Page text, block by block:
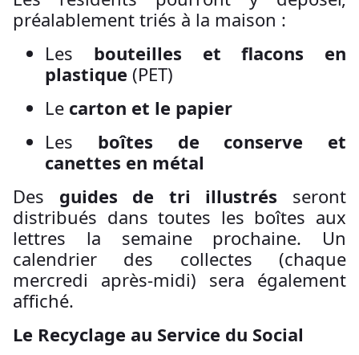
préalablement triés à la maison :
Les bouteilles et flacons en
plastique (PET)
Le carton et le papier
Les boîtes de conserve et
canettes en métal
Des guides de tri illustrés seront
distribués dans toutes les boîtes aux
lettres la semaine prochaine. Un
calendrier des collectes (chaque
mercredi après-midi) sera également
affiché.
Le Recyclage au Service du Social